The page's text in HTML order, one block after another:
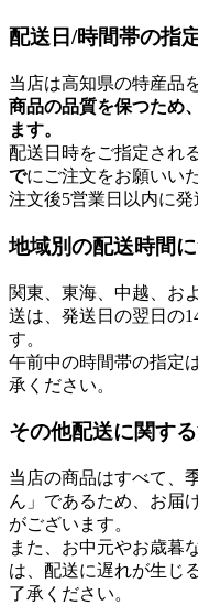
配送日/時間帯の指
当店は高知県の特産品
商品の品質を保つため
ます。
配送日時をご指定され
でにご注文をお願いい
注文後5営業日以内に発
地域別の配送時間
関東、東海、中越、お
送は、発送日の翌日の
す。
午前中の時間帯の指定
承ください。
その他配送に関す
当店の商品はすべて、
ん」であるため、お届
がございます。
また、お中元やお歳暮
は、配送に遅れが生じ
了承ください。